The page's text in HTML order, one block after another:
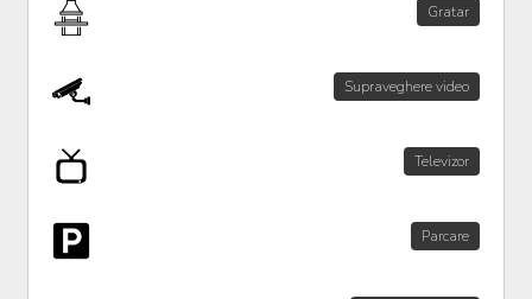
Gratar
Supraveghere video
Televizor
Parcare